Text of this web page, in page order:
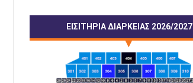
ΕΙΣΙΤΗΡΙΑ ΔΙΑΡΚΕΙΑΣ 2026/2027